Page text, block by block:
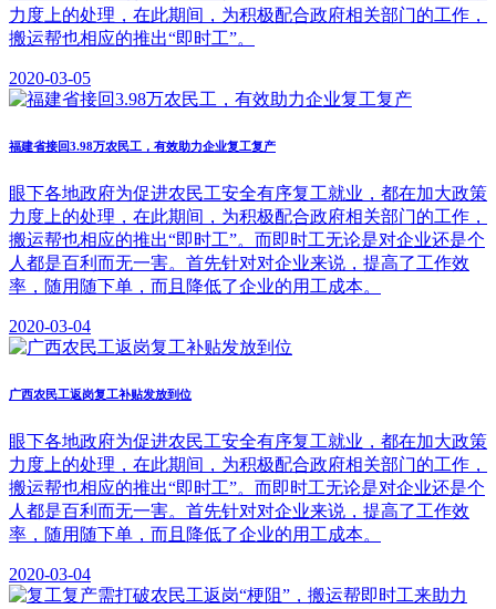
力度上的处理，在此期间，为积极配合政府相关部门的工作，
搬运帮也相应的推出“即时工”。
2020-03-05
福建省接回3.98万农民工，有效助力企业复工复产
眼下各地政府为促进农民工安全有序复工就业，都在加大政策
力度上的处理，在此期间，为积极配合政府相关部门的工作，
搬运帮也相应的推出“即时工”。而即时工无论是对企业还是个
人都是百利而无一害。首先针对对企业来说，提高了工作效
率，随用随下单，而且降低了企业的用工成本。
2020-03-04
广西农民工返岗复工补贴发放到位
眼下各地政府为促进农民工安全有序复工就业，都在加大政策
力度上的处理，在此期间，为积极配合政府相关部门的工作，
搬运帮也相应的推出“即时工”。而即时工无论是对企业还是个
人都是百利而无一害。首先针对对企业来说，提高了工作效
率，随用随下单，而且降低了企业的用工成本。
2020-03-04